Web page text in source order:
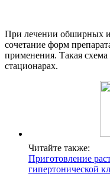
При лечении обширных
сочетание форм
применения. Такая схема
стационарах.
Читайте также:
Приготовление
гипертонической